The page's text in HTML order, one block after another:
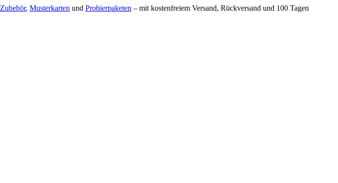
Zubehör, Musterkarten und Probierpaketen – mit kostenfreiem Versand, Rückversand und 100 Tagen